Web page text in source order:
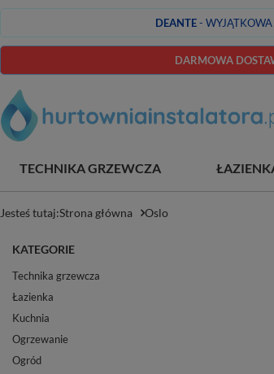
DEANTE-
DARMOWA
TECHNIKA GRZEWCZA
Jesteś tutaj:Strona główna Oslo
KATEGORIE
Technika grzewcza
Łazienka
Kuchnia
Ogrzewanie
Ogród